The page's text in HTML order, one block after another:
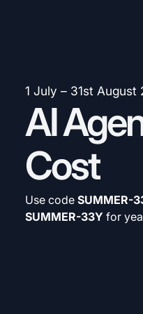
1 July – 31st August
AI
Cost
Use code SUMMER-
SUMMER-33Y for